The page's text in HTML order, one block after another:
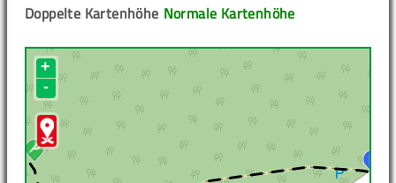
Normale Kartenhöhe
Doppelte Kartenhöhe
+
-